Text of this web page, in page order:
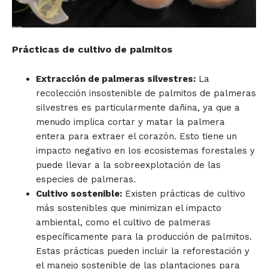
Prácticas de cultivo de palmitos
Extracción de palmeras silvestres: La
recolección insostenible de palmitos de palmeras
silvestres es particularmente dañina, ya que a
menudo implica cortar y matar la palmera
entera para extraer el corazón. Esto tiene un
impacto negativo en los ecosistemas forestales y
puede llevar a la sobreexplotación de las
especies de palmeras.
Cultivo sostenible: Existen prácticas de cultivo
más sostenibles que minimizan el impacto
ambiental, como el cultivo de palmeras
específicamente para la producción de palmitos.
Estas prácticas pueden incluir la reforestación y
el manejo sostenible de las plantaciones para